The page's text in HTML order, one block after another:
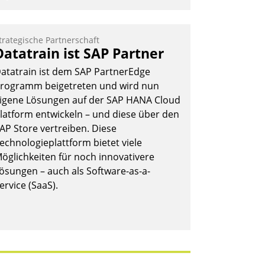
Partnerschaft
ist SAP Partner
ist dem SAP PartnerEdge
beigetreten und wird nun
Lösungen auf der SAP HANA Cloud
entwickeln – und diese über den
Store vertreiben. Diese
bietet viele
für noch innovativere
– auch als Software-as-a-
(SaaS).